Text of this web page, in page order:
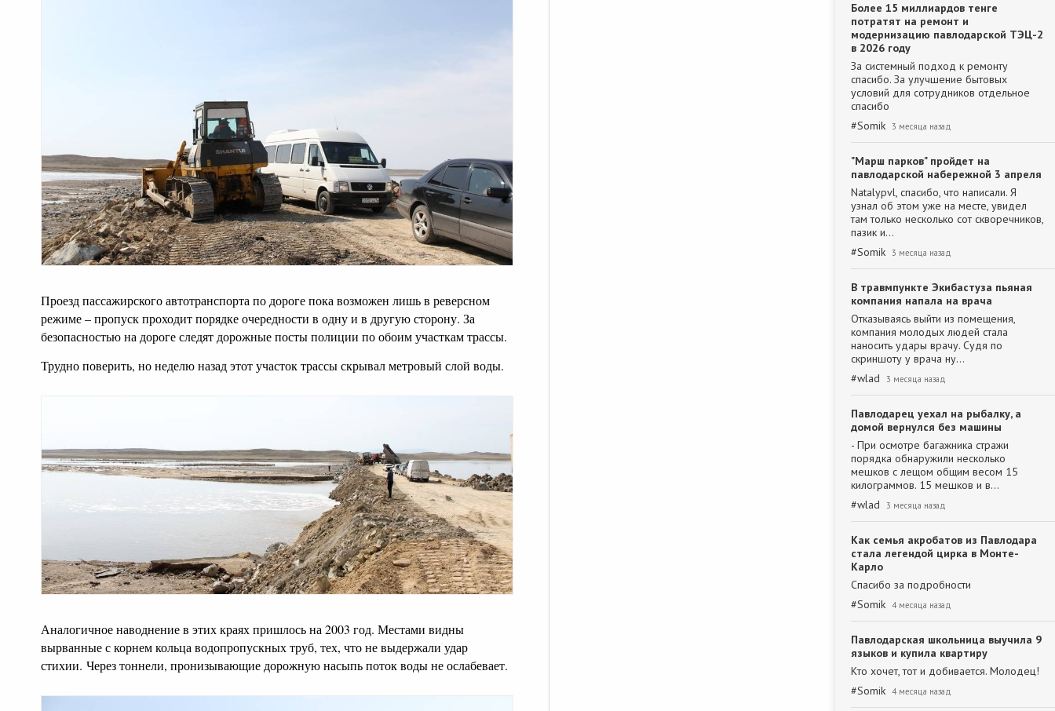
Проезд пассажирского автотранспорта по дороге пока возможен лишь в реверсном
режиме – пропуск проходит порядке очередности в одну и в другую сторону. За
безопасностью на дороге следят дорожные посты полиции по обоим участкам трассы.
Трудно поверить, но неделю назад этот участок трассы скрывал метровый слой воды.
Аналогичное наводнение в этих краях пришлось на 2003 год. Местами видны
вырванные с корнем кольца водопропускных труб, тех, что не выдержали удар
стихии. Через тоннели, пронизывающие дорожную насыпь поток воды не ослабевает.
Более 15 миллиардов тенге
потратят на ремонт и
модернизацию павлодарской ТЭЦ-2
в 2026 году
За системный подход к ремонту
спасибо. За улучшение бытовых
условий для сотрудников отдельное
спасибо
#Somik 3 месяца назад
"Марш парков" пройдет на
павлодарской набережной 3 апреля
Natalypvl, спасибо, что написали. Я
узнал об этом уже на месте, увидел
там только несколько сот скворечников,
пазик и…
#Somik 3 месяца назад
В травмпункте Экибастуза пьяная
компания напала на врача
Отказываясь выйти из помещения,
компания молодых людей стала
наносить удары врачу. Судя по
скриншоту у врача ну…
#wlad 3 месяца назад
Павлодарец уехал на рыбалку, а
домой вернулся без машины
- При осмотре багажника стражи
порядка обнаружили несколько
мешков с лещом общим весом 15
килограммов. 15 мешков и в…
#wlad 3 месяца назад
Как семья акробатов из Павлодара
стала легендой цирка в Монте-
Карло
Спасибо за подробности
#Somik 4 месяца назад
Павлодарская школьница выучила 9
языков и купила квартиру
Кто хочет, тот и добивается. Молодец!
#Somik 4 месяца назад